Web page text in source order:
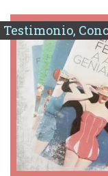
Testimonio,